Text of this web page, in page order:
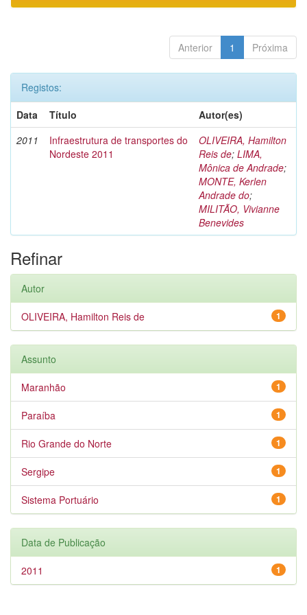
Anterior 1 Próxima
Registos:
Data
Título
Autor(es)
2011
Infraestrutura de transportes do
Nordeste 2011
OLIVEIRA, Hamilton
Reis de; LIMA,
Mônica de Andrade;
MONTE, Kerlen
Andrade do;
MILITÃO, Vivianne
Benevides
Refinar
Autor
1
OLIVEIRA, Hamilton Reis de
Assunto
1
Maranhão
1
Paraíba
1
Rio Grande do Norte
1
Sergipe
1
Sistema Portuário
Data de Publicação
1
2011